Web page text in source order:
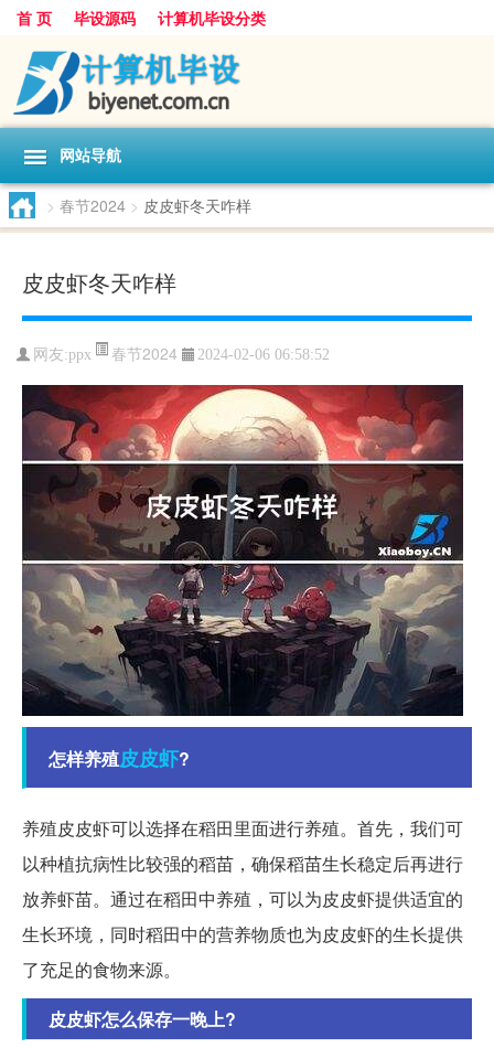
首 页 毕设源码 计算机毕设分类
网站导航
> 春节2024 > 皮皮虾冬天咋样
皮皮虾冬天咋样
网友:ppx 春节2024 2024-02-06 06:58:52
怎样养殖皮皮虾?
养殖皮皮虾可以选择在稻田里面进行养殖。首先，我们可
以种植抗病性比较强的稻苗，确保稻苗生长稳定后再进行
放养虾苗。通过在稻田中养殖，可以为皮皮虾提供适宜的
生长环境，同时稻田中的营养物质也为皮皮虾的生长提供
了充足的食物来源。
皮皮虾怎么保存一晚上?